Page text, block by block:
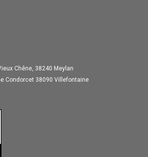
Chêne, 38240 Meylan
Condorcet 38090 Villefontaine